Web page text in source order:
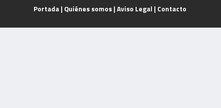
Portada | Quiénes somos| Aviso Legal | Contacto